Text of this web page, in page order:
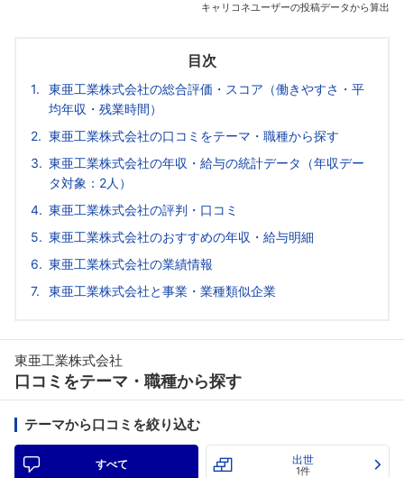
キャリコネユーザーの投稿データから算出
目次
東亜工業株式会社の総合評価・スコア（働きやすさ・平
均年収・残業時間）
東亜工業株式会社の口コミをテーマ・職種から探す
東亜工業株式会社の年収・給与の統計データ（年収デー
タ対象：2人）
東亜工業株式会社の評判・口コミ
東亜工業株式会社のおすすめの年収・給与明細
東亜工業株式会社の業績情報
東亜工業株式会社と事業・業種類似企業
東亜工業株式会社
口コミをテーマ・職種から探す
テーマから口コミを絞り込む
すべて 出世
1件